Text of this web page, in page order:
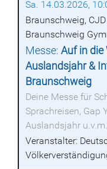
Sa. 14.03.2026,
Braunschweig, CJD
Braunschweig
Messe:Auf in die
Auslandsjahr &
Braunschweig
Deine Messe für
Sprachreisen, Gap
Auslandsjahr u.v.m.
Veranstalter: